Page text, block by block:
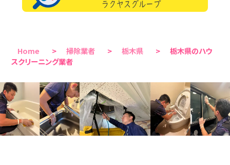
Home > 掃除業者 > 栃木県 >
栃木県のハウ
スクリーニング業者